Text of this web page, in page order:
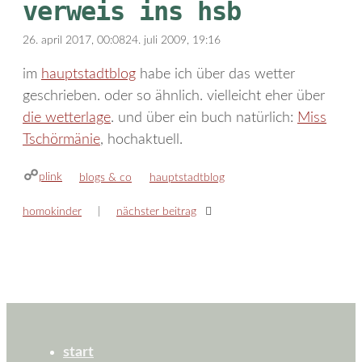
verweis ins hsb
26. april 2017, 00:0824. juli 2009, 19:16
im hauptstadtblog habe ich über das wetter
geschrieben. oder so ähnlich. vielleicht eher über
die wetterlage. und über ein buch natürlich: Miss
Tschörmänie, hochaktuell.
plink kategorien
blogs & co schlagwörter
hauptstadtblog
homokinder nächster beitrag
start